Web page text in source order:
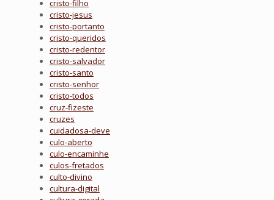
cristo-filho
cristo-jesus
cristo-portanto
cristo-queridos
cristo-redentor
cristo-salvador
cristo-santo
cristo-senhor
cristo-todos
cruz-fizeste
cruzes
cuidadosa-deve
culo-aberto
culo-encaminhe
culos-fretados
culto-divino
cultura-digital